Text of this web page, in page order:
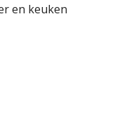
en keuken